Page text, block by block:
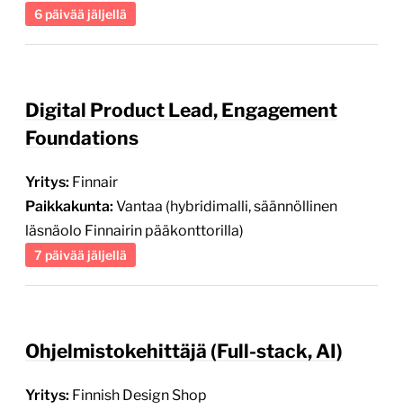
6 päivää jäljellä
Digital Product Lead, Engagement
Foundations
Yritys: Finnair
Paikkakunta: Vantaa (hybridimalli, säännöllinen
läsnäolo Finnairin pääkonttorilla)
7 päivää jäljellä
Ohjelmistokehittäjä (Full-stack, AI)
Yritys: Finnish Design Shop